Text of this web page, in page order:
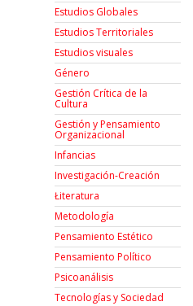
Estudios Globales
Estudios Territoriales
Estudios visuales
Género
Gestión Crítica de la
Cultura
Gestión y Pensamiento
Organizacional
Infancias
Investigación-Creación
Łiteratura
Metodología
Pensamiento Estético
Pensamiento Político
Psicoanálisis
Tecnologías y Sociedad